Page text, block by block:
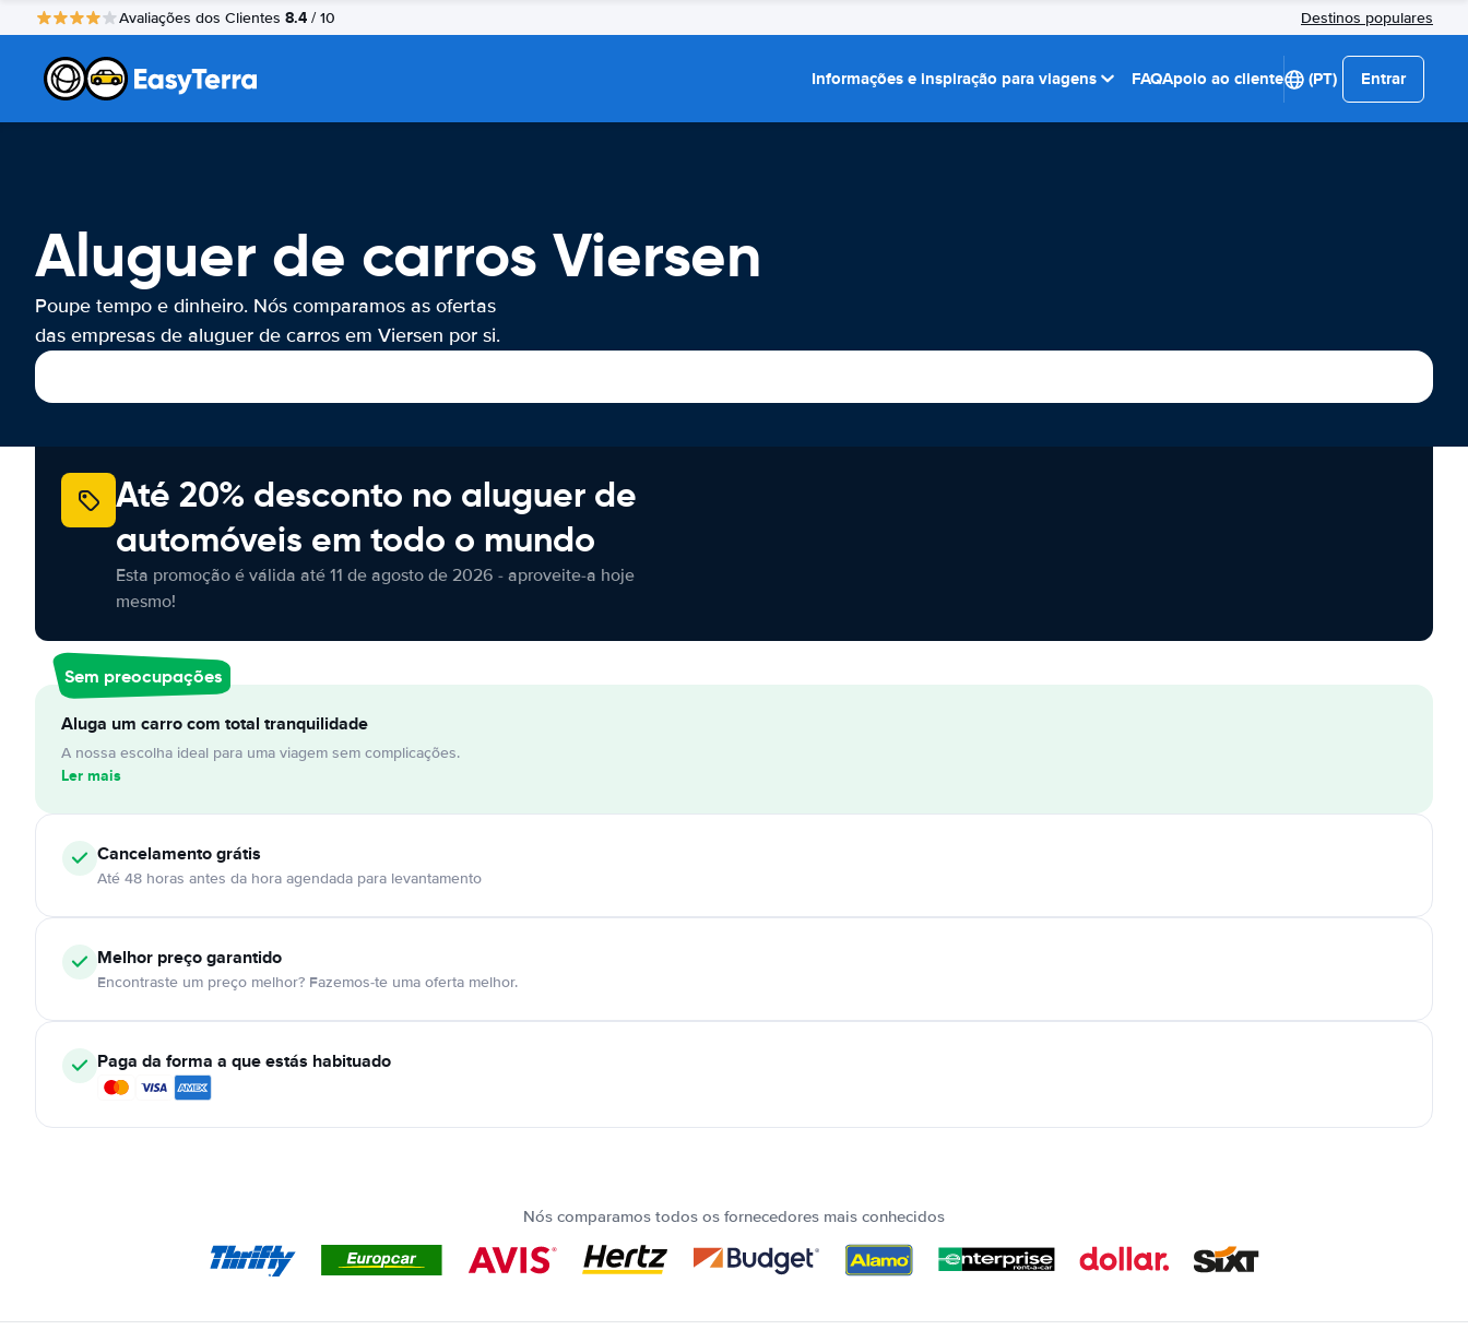
Avaliações dos Clientes 8.4 / 10 Destinos populares
Informações e inspiração para viagens FAQApoio ao cliente (PT) Entrar
Aluguer de carros Viersen
Poupe tempo e dinheiro. Nós comparamos as ofertas
das empresas de aluguer de carros em Viersen por si.
Até 20% desconto no aluguer de
automóveis em todo o mundo
Esta promoção é válida até 11 de agosto de 2026 - aproveite-a hoje
mesmo!
Sem preocupações
Aluga um carro com total tranquilidade
A nossa escolha ideal para uma viagem sem complicações.
Ler mais
Cancelamentográtis
Até 48 horas antes da hora agendada para levantamento
Melhor preço garantido
Encontraste um preço melhor? Fazemos-te uma oferta melhor.
Paga da forma a que estás habituado
Nós comparamos todos os fornecedores mais conhecidos